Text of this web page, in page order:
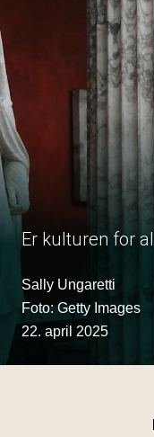
Er kulturen for
Sally Ungaretti
Foto: Getty Images
22. april 2025